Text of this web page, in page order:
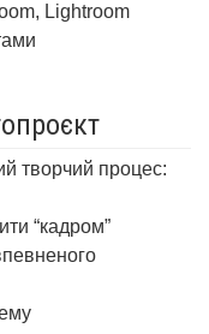
Lightroom
творчий процес:
“кадром”